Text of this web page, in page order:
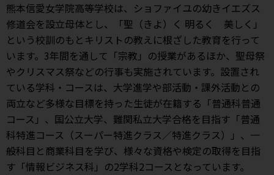
熊本信愛女学院高等学校は、ショファイユの幼きイエズス
修道会を設立母体とし、「聖（きよ）く 明るく 美しく」
という校訓のもとキリストの教えに根ざした教育を行って
います。3年間を通して「宗教」の授業があるほか、聖母祭
やクリスマス祭などの行事も実施されています。設置され
ている学科・コースは、大学進学や部活動・課外活動との
両立など多様な目標を持った生徒が在籍する「普通科普通
コース」、国公立大学、難関私立大学合格を目指す「普通
科特進コース（スーパー特進クラス／特進クラス）」、一
般科目と商業科目を学び、様々な資格や検定の取得を目指
す「情報ビジネス科」の2学科2コースとなっています。